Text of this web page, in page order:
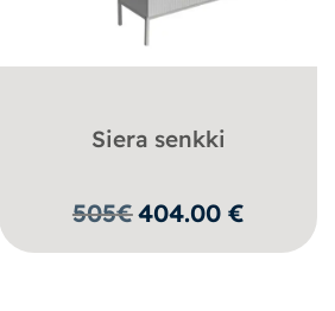
Siera senkki
505€404.00 €